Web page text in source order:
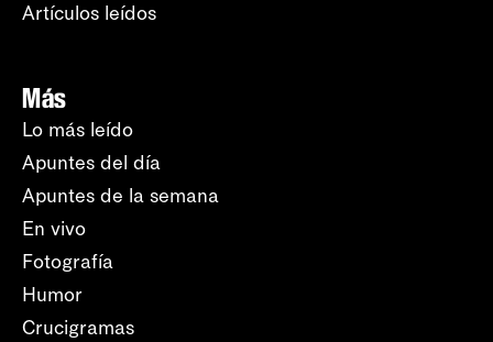
Artículos leídos
Más
Lo más leído
Apuntes del día
Apuntes de la semana
En vivo
Fotografía
Humor
Crucigramas